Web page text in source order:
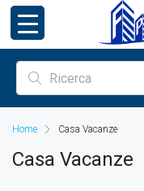
Home Casa Vacanze
Casa Vacanze